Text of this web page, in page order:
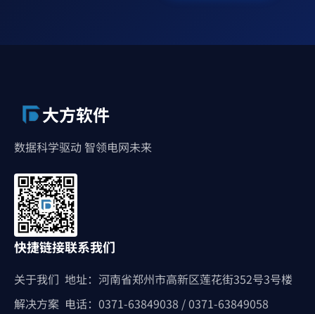
大方软件
数据科学驱动 智领电网未来
快捷链接
关于我们
解决方案
联系我们
地址：河南省郑州市高新区莲花街352号3号楼
电话：0371-63849038 / 0371-63849058